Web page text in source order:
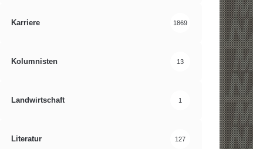
Karriere 1869
Kolumnisten 13
Landwirtschaft 1
Literatur 127